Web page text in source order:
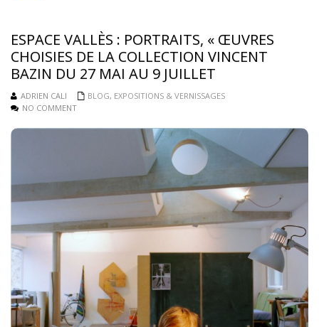
ESPACE VALLÈS : PORTRAITS, « ŒUVRES
CHOISIES DE LA COLLECTION VINCENT
BAZIN DU 27 MAI AU 9 JUILLET
ADRIEN CALI BLOG, EXPOSITIONS & VERNISSAGES
NO COMMENT